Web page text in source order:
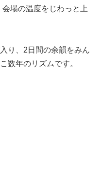
会場の温度をじわっと上
り、2日間の余韻をみん
数年のリズムです。